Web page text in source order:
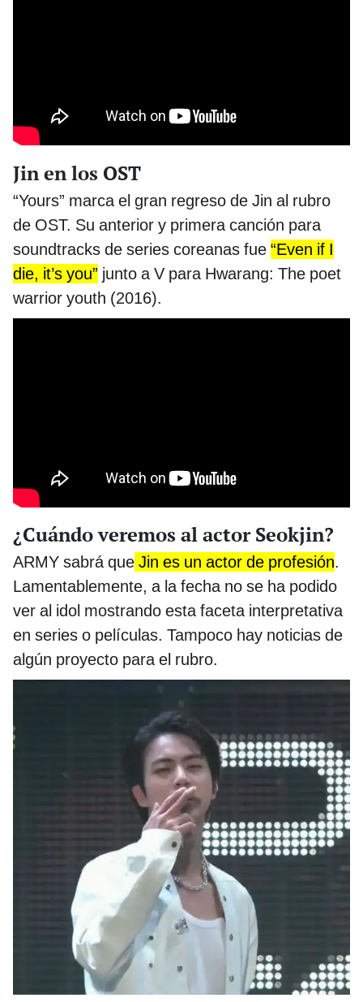
Jin en los OST
“Yours” marca el gran regreso de Jin al rubro
de OST. Su anterior y primera canción para
soundtracks de series coreanas fue “Even if I
die, it’s you” junto a V para Hwarang: The poet
warrior youth (2016).
¿Cuándo veremos al actor Seokjin?
ARMY sabrá que Jin es un actor de profesión.
Lamentablemente, a la fecha no se ha podido
ver al idol mostrando esta faceta interpretativa
en series o películas. Tampoco hay noticias de
algún proyecto para el rubro.